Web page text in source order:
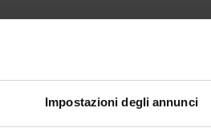
Impostazioni degli annunci